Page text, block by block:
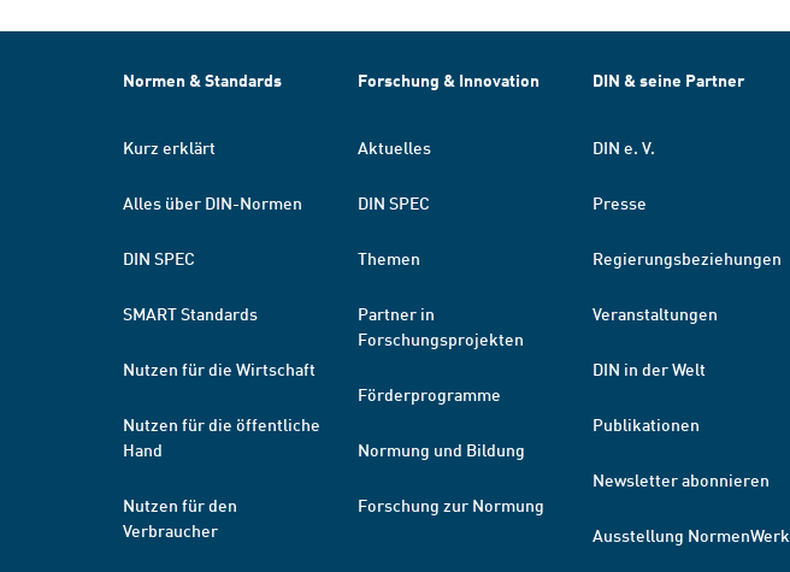
Normen & Standards
Kurz erklärt
Alles über DIN-Normen
DIN SPEC
SMART Standards
Nutzen für die Wirtschaft
Nutzen für die öffentliche
Hand
Nutzen für den
Verbraucher
Forschung & Innovation
Aktuelles
DIN SPEC
Themen
Partner in
Forschungsprojekten
Förderprogramme
Normung und Bildung
Forschung zur Normung
DIN & seine Partner
DIN e. V.
Presse
Regierungsbeziehungen
Veranstaltungen
DIN in der Welt
Publikationen
Newsletter abonnieren
Ausstellung NormenWerk